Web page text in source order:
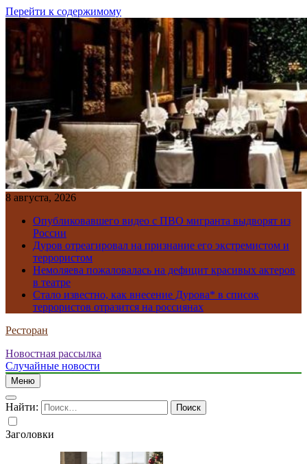
Перейти к содержимому
8 августа, 2026
Опубликовавшего видео с ПВО мигранта выдворят из
России
Дуров отреагировал на признание его экстремистом и
террористом
Немоляева пожаловалась на дефицит красивых актеров
в театре
Стало известно, как внесение Дурова* в список
террористов отразится на россиянах
Ресторан
Новостная рассылка
Случайные новости
Меню
Найти:
Заголовки